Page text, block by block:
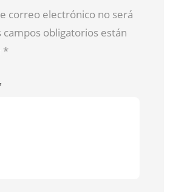
correo electrónico no será
campos obligatorios están
*